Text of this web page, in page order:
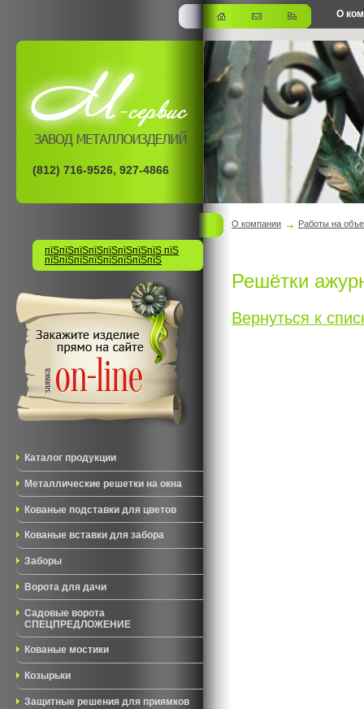
О
офис
(812) 716-9526, 927-4866
пїЅпїЅпїЅпїЅпїЅпїЅпїЅпїЅ пїЅ
пїЅпїЅпїЅпїЅпїЅпїЅпїЅпїЅ
Каталог продукции
Металлические решетки на окна
Кованые подставки для цветов
Кованые вставки для забора
Заборы
Ворота для дачи
Садовые ворота
СПЕЦПРЕДЛОЖЕНИЕ
Кованые мостики
Козырьки
Защитные решения для приямков
О компании Работы на
Решётки
Вернуться к